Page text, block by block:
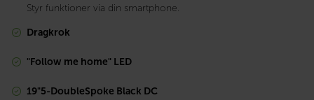
Styr funktioner via din smartphone.
Dragkrok
"Follow me home" LED
19"5-DoubleSpoke Black DC